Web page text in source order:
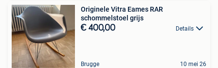
Originele Vitra Eames RAR
schommelstoel grijs
€ 400,00 Details
Brugge 10 mei 26